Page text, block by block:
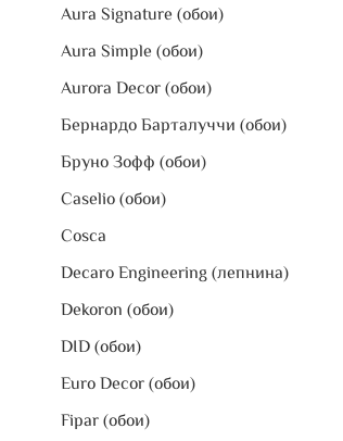
Aura Signature (обои)
Aura Simple (обои)
Aurora Decor (обои)
Бернардо Барталуччи (обои)
Бруно Зофф (обои)
Caselio (обои)
Cosca
Decaro Engineering (лепнина)
Dekoron (обои)
DID (обои)
Euro Decor (обои)
Fipar (обои)